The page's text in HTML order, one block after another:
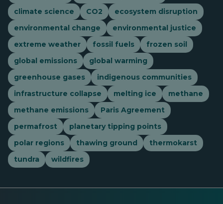
climate science
CO2
ecosystem disruption
environmental change
environmental justice
extreme weather
fossil fuels
frozen soil
global emissions
global warming
greenhouse gases
indigenous communities
infrastructure collapse
melting ice
methane
methane emissions
Paris Agreement
permafrost
planetary tipping points
polar regions
thawing ground
thermokarst
tundra
wildfires